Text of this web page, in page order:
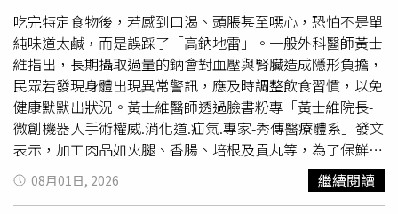
利久得知台灣人最喜歡的宵夜是鹹酥雞後，很期待自己有機
會吃吃看；台灣捷運禁止飲食的規定與日本不同，讓他大開
眼界；見面會前一晚，萩原利久去買速食當宵夜，對於店員
拿給他好幾張「收據」感到疑惑，沒想到在這個遊戲中才知
道，其中一張竟是有機會中千萬特獎的統一發票，讓萩原利
久當場抱頭驚叫：「我丟掉了！怎麼不早點告訴我！日幣5
千萬啊！」萬分遺憾。活動尾聲，萩原利久感激地說：「對
於大家的熱情，我真的是非常非常地感謝，也是因為有著大
家的支持和鼓勵，我才能站在這裡，但我也很抱歉沒有辦法
吃完特定食物後，若感到口渴、頭脹甚至噁心，恐怕不是單
純味道太鹹，而是誤踩了「高鈉地雷」。一般外科醫師黃士
維指出，長期攝取過量的鈉會對血壓與腎臟造成隱形負擔，
民眾若發現身體出現異常警訊，應及時調整飲食習慣，以免
健康默默出狀況。黃士維醫師透過臉書粉專「黃士維院長-
微創機器人手術權威.消化道.疝氣.專家-秀傳醫療體系」發文
表示，加工肉品如火腿、香腸、培根及貢丸等，為了保鮮與
調味通常含有驚人的鈉含量，光是一片火腿的鈉含量就可能
逼近400毫克。若將這些加工食品當成日常飲食天天食用，
08月01日, 2026 繼續閱讀